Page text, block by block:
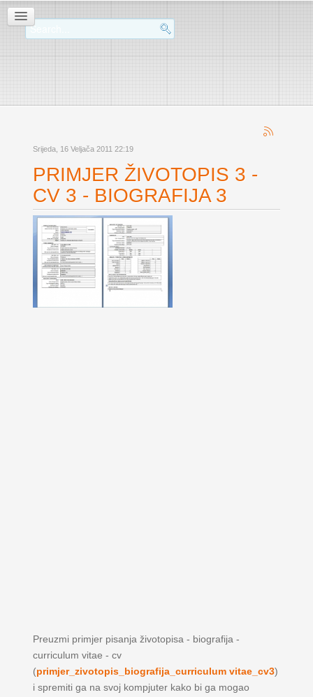
Srijeda, 16 Veljača 2011 22:19
PRIMJER ŽIVOTOPIS 3 -
CV 3 - BIOGRAFIJA 3
Preuzmi primjer pisanja životopisa - biografija -
curriculum vitae - cv
(primjer_zivotopis_biografija_curriculum vitae_cv3)
i spremiti ga na svoj kompjuter kako bi ga mogao